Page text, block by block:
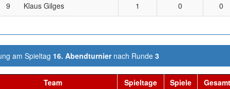
9 Klaus Gilges 1 0 0
am Spieltag 16. Abendturniernach Runde 3
Team Spieltage Spiele Gesamt